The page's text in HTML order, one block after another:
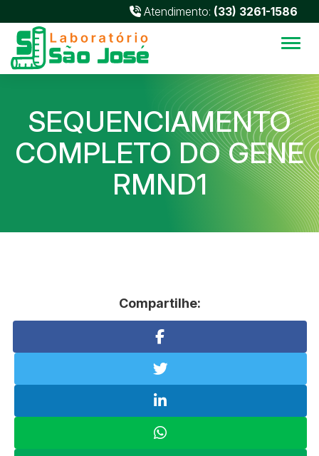
Atendimento: (33) 3261-1586
SEQUENCIAMENTO
COMPLETO DO GENE
RMND1
Compartilhe: